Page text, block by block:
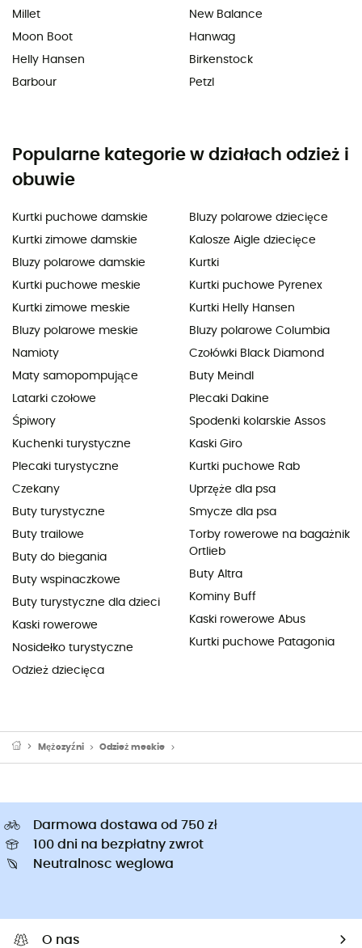
Millet
Moon Boot
Helly Hansen
Barbour
New Balance
Hanwag
Birkenstock
Petzl
Popularne kategorie w działach odzież i
obuwie
Kurtki puchowe damskie
Kurtki zimowe damskie
Bluzy polarowe damskie
Kurtki puchowe meskie
Kurtki zimowe meskie
Bluzy polarowe meskie
Namioty
Maty samopompujące
Latarki czołowe
Śpiwory
Kuchenki turystyczne
Plecaki turystyczne
Czekany
Buty turystyczne
Buty trailowe
Buty do biegania
Buty wspinaczkowe
Buty turystyczne dla dzieci
Kaski rowerowe
Nosidełko turystyczne
Odzież dziecięca
Bluzy polarowe dziecięce
Kalosze Aigle dziecięce
Kurtki
Kurtki puchowe Pyrenex
Kurtki Helly Hansen
Bluzy polarowe Columbia
Czołówki Black Diamond
Buty Meindl
Plecaki Dakine
Spodenki kolarskie Assos
Kaski Giro
Kurtki puchowe Rab
Uprzęże dla psa
Smycze dla psa
Torby rowerowe na bagażnik
Ortlieb
Buty Altra
Kominy Buff
Kaski rowerowe Abus
Kurtki puchowe Patagonia
Mężczyźni Odzież meskie
Darmowa dostawa od 750 zł
100 dni na bezpłatny zwrot
Neutralnosc weglowa
O nas